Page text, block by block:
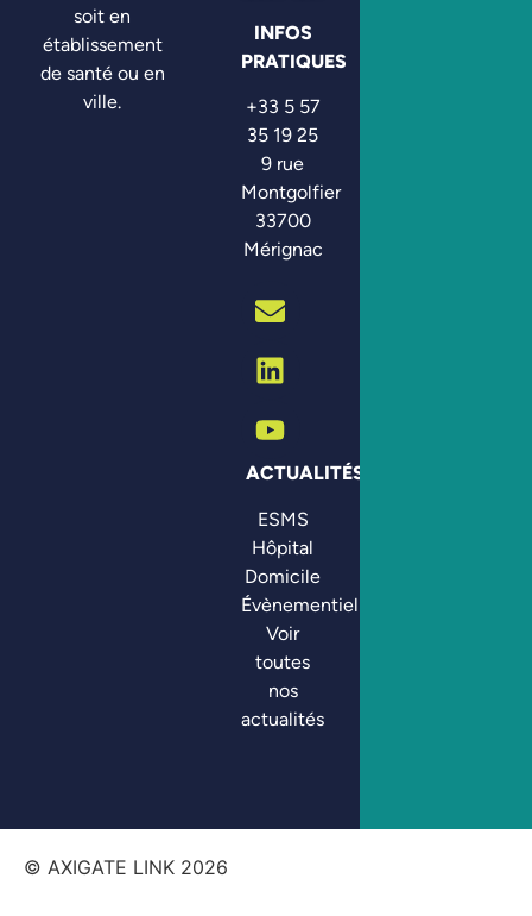
soit en
établissement
de santé ou en
ville.
INFOS
PRATIQUES
+33 5 57
35 19 25
9 rue
Montgolfier
33700
Mérignac
ACTUALITÉS
ESMS
Hôpital
Domicile
Évènementiel
Voir
toutes
nos
actualités
© AXIGATE LINK 2026